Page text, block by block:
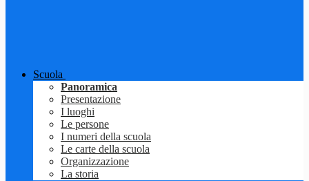
Scuola
Panoramica
Presentazione
I luoghi
Le persone
I numeri della scuola
Le carte della scuola
Organizzazione
La storia